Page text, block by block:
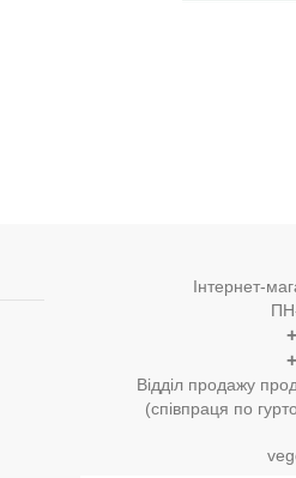
Інтернет-
Відділ продажу
(співпраця по